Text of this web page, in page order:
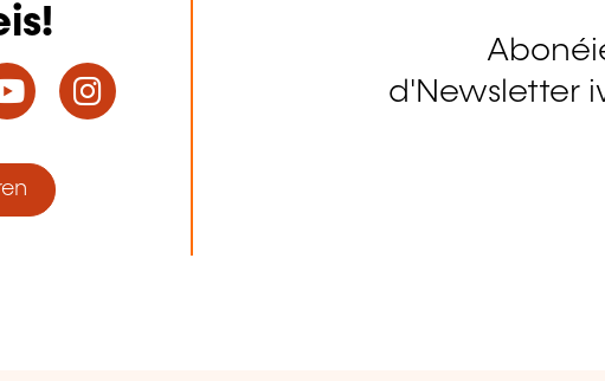
YouTube
d'Newsletter